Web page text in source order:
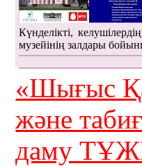
Күнделікті,
музейінің залдары
«Шығыс
және
даму